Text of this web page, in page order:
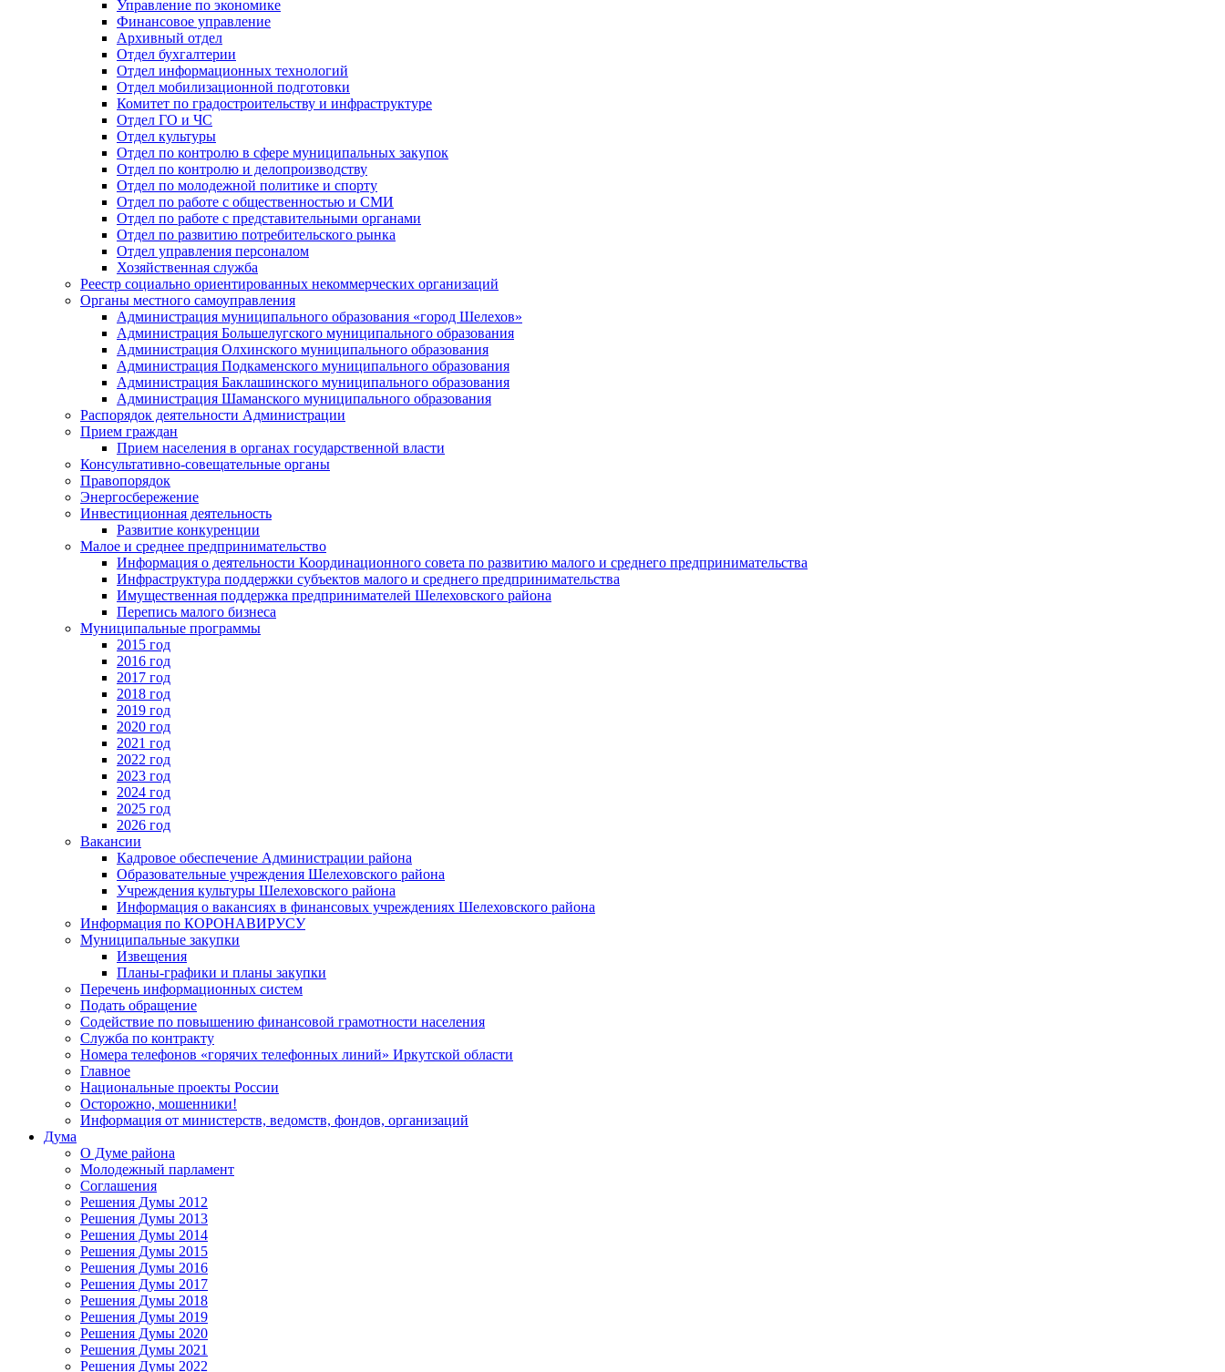
Управление по экономике
Финансовое управление
Архивный отдел
Отдел бухгалтерии
Отдел информационных технологий
Отдел мобилизационной подготовки
Комитет по градостроительству и инфраструктуре
Отдел ГО и ЧС
Отдел культуры
Отдел по контролю в сфере муниципальных закупок
Отдел по контролю и делопроизводству
Отдел по молодежной политике и спорту
Отдел по работе с общественностью и СМИ
Отдел по работе с представительными органами
Отдел по развитию потребительского рынка
Отдел управления персоналом
Хозяйственная служба
Реестр социально ориентированных некоммерческих организаций
Органы местного самоуправления
Администрация муниципального образования «город Шелехов»
Администрация Большелугского муниципального образования
Администрация Олхинского муниципального образования
Администрация Подкаменского муниципального образования
Администрация Баклашинского муниципального образования
Администрация Шаманского муниципального образования
Распорядок деятельности Администрации
Прием граждан
Прием населения в органах государственной власти
Консультативно-совещательные органы
Правопорядок
Энергосбережение
Инвестиционная деятельность
Развитие конкуренции
Малое и среднее предпринимательство
Информация о деятельности Координационного совета по развитию малого и среднего предпринимательства
Инфраструктура поддержки субъектов малого и среднего предпринимательства
Имущественная поддержка предпринимателей Шелеховского района
Перепись малого бизнеса
Муниципальные программы
2015 год
2016 год
2017 год
2018 год
2019 год
2020 год
2021 год
2022 год
2023 год
2024 год
2025 год
2026 год
Вакансии
Кадровое обеспечение Администрации района
Образовательные учреждения Шелеховского района
Учреждения культуры Шелеховского района
Информация о вакансиях в финансовых учреждениях Шелеховского района
Информация по КОРОНАВИРУСУ
Муниципальные закупки
Извещения
Планы-графики и планы закупки
Перечень информационных систем
Подать обращение
Содействие по повышению финансовой грамотности населения
Служба по контракту
Номера телефонов «горячих телефонных линий» Иркутской области
Главное
Национальные проекты России
Осторожно, мошенники!
Информация от министерств, ведомств, фондов, организаций
Дума
О Думе района
Молодежный парламент
Соглашения
Решения Думы 2012
Решения Думы 2013
Решения Думы 2014
Решения Думы 2015
Решения Думы 2016
Решения Думы 2017
Решения Думы 2018
Решения Думы 2019
Решения Думы 2020
Решения Думы 2021
Решения Думы 2022